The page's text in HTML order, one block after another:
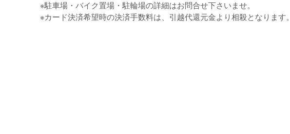
※駐車場・バイク置場・駐輪場の詳細はお問合せ下さいませ。
※カード決済希望時の決済手数料は、引越代還元金より相殺となります。